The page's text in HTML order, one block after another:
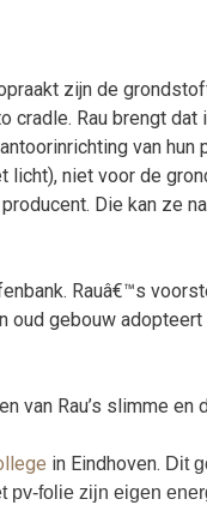
zijn de
cradle. Rau brengt
van hun
licht), niet voor de
Die kan ze
Rauâ€™s
oud gebouw
van Rau’s slimme en
in Eindhoven. Dit
pv-folie zijn eigen